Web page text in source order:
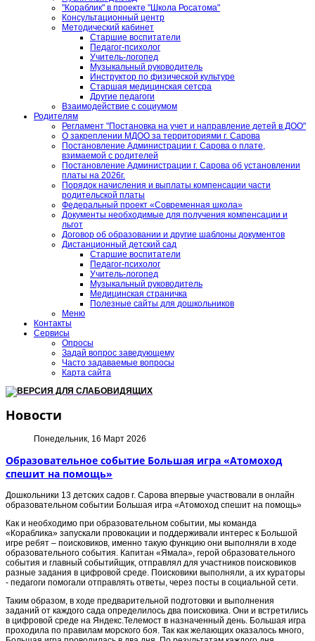
"Кораблик" в проекте "Школа Росатома"
Консультационный центр
Методический кабинет
Старшие воспитатели
Педагог-психолог
Учитель-логопед
Музыкальный руководитель
Инструктор по физической культуре
Старшая медицинская сетсра
Другие педагоги
Взаимодействие с социумом
Родителям
Регламент "Постановка на учет и направление детей в ДОО"
О закреплении МДОО за территориями г. Сарова
Постановление Администрации г. Сарова о плате,
взимаемой с родителей
Постановление Администрации г. Сарова об установлении
платы на 2026г.
Порядок начисления и выплаты компенсации части
родительской платы
Федеральный проект «Современная школа»
Документы необходимые для получения компенсации и
льгот
Договор об образовании и другие шаблоны документов
Дистанционный детский сад
Старшие воспитатели
Педагог-психолог
Учитель-логопед
Музыкальный руководитель
Медицинская страничка
Полезные сайты для дошкольников
Меню
Контакты
Сервисы
Опросы
Задай вопрос заведующему
Часто задаваемые вопросы
Карта сайта
ВЕРСИЯ ДЛЯ СЛАБОВИДЯЩИХ
Новости
Понедельник, 16 Март 2026
Образовательное событие Большая игра «Атомоход
спешит на помощь»
Дошкольники 13 детских садов г. Сарова впервые участвовали в онлайн
образовательном событии Большая игра «Атомоход спешит на помощь»
Как и необходимо при образовательном событии, мы команда
«Кораблика» запускали провокации и поддерживали интерес к Большой
игре ребят – поисковиков, именно такую функцию они выполняли в ходе
образовательного события. Капитан «Ямала», герой образовательного
события и главный событийщик, отправлял для участников поисковиков
разные задания в цифровой среде. Поисковики выполняли, а их кураторы
- педагоги помогали отправлять ответы, через посты в социальной сети.
Таким образом, в ходе предварительной подготовки и выполнения
заданий от каждого сада определилось два поисковика. Они и встретились
в цифровой среде на Яндекс.Телемост в назначенный день. Большая игра
проходила по правилам морского боя. Так как желающих оказалось много,